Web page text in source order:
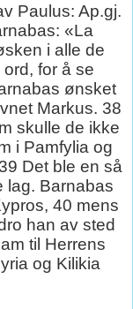
Paulus: Ap.gj.
«La
i alle de
for å se
ønsket
Markus. 38
skulle de ikke
i Pamfylia og
Det ble en så
lag. Barnabas
40 mens
han av sted
til Herrens
og Kilikia